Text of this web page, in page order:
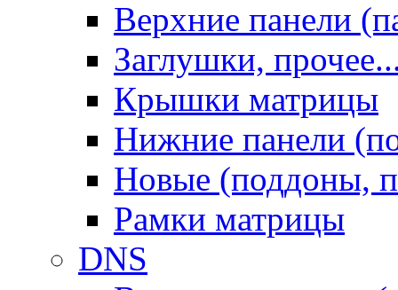
Верхние панели
Заглушки,
Крышки матрицы
Нижние панели
Новые (поддоны,
Рамки матрицы
DNS